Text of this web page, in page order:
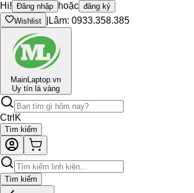
Hi! Đăng nhập hoặc đăng ký
Wishlist
Lâm: 0933.358.385
MainLaptop.vn
Uy tín là vàng
Ctrl K
Tìm kiếm
Tìm kiếm